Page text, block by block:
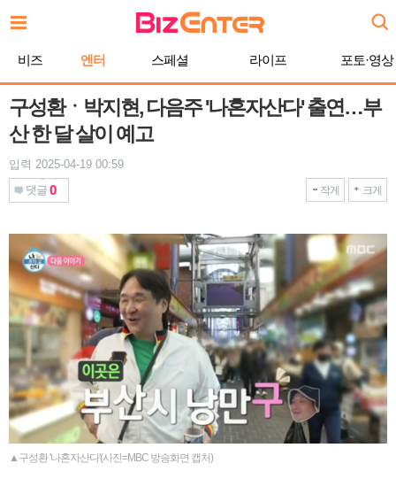
문
비즈 엔터 스페셜 라이프 포토·영상
구성환ㆍ박지현, 다음주 '나혼자산다' 출연…부
산 한 달 살이 예고
입력 2025-04-19 00:59
댓글 0 작게 크게
▲구성환 '나혼자산다'(사진=MBC 방송화면 캡처)